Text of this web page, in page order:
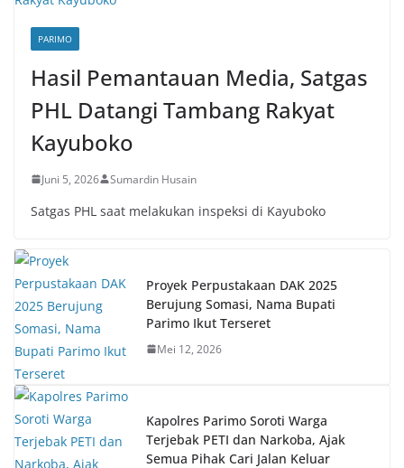
PARIMO
Hasil Pemantauan Media, Satgas
PHL Datangi Tambang Rakyat
Kayuboko
Juni 5, 2026 Sumardin Husain
Satgas PHL saat melakukan inspeksi di Kayuboko
Proyek Perpustakaan DAK 2025
Berujung Somasi, Nama Bupati
Parimo Ikut Terseret
Mei 12, 2026
Kapolres Parimo Soroti Warga
Terjebak PETI dan Narkoba, Ajak
Semua Pihak Cari Jalan Keluar